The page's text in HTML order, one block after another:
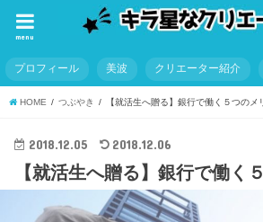
menu
プロフィール 美波 クリエーター紹介
HOME つぶやき 【就活生へ贈る】銀行で働く５つのメ
2018.12.05 2018.12.06
【就活生へ贈る】銀行で働く